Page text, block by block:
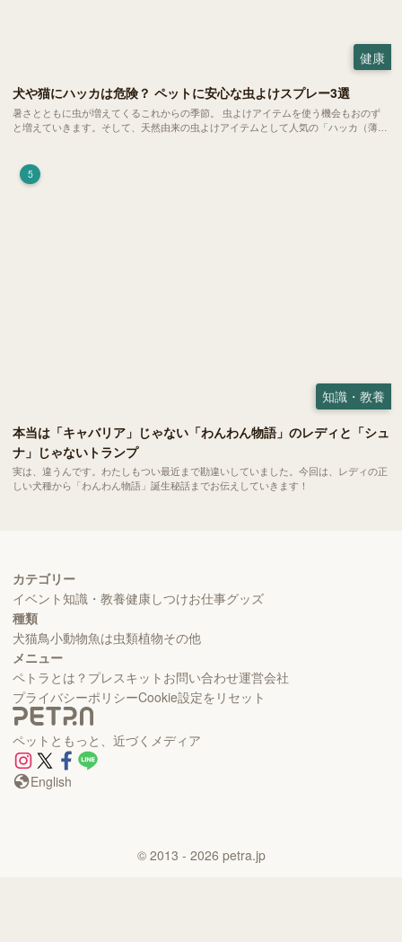
健康
犬や猫にハッカは危険？ ペットに安心な虫よけスプレー3選
暑さとともに虫が増えてくるこれからの季節。 虫よけアイテムを使う機会もおのず
と増えていきます。そして、天然由来の虫よけアイテムとして人気の「ハッカ（薄
5
知識・教養
本当は「キャバリア」じゃない「わんわん物語」のレディと「シュ
ナ」じゃないトランプ
実は、違うんです。わたしもつい最近まで勘違いしていました。今回は、レディの正
しい犬種から「わんわん物語」誕生秘話までお伝えしていきます！
カテゴリー
イベント知識・教養健康しつけお仕事グッズ
種類
犬猫鳥小動物魚は虫類植物その他
メニュー
ペトラとは？ プレスキット お問い合わせ運営会社
プライバシーポリシーCookie設定をリセット
ペットともっと、近づくメディア
English
© 2013 - 2026 petra.jp